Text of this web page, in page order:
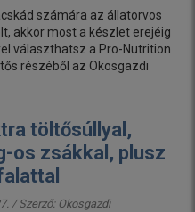
számára az állatorvos
akkor most a készlet erejéig
választhatsz a Pro-Nutrition
részéből az Okosgazdi
töltősúllyal,
os zsákkal, plusz
/ Szerző: Okosgazdi